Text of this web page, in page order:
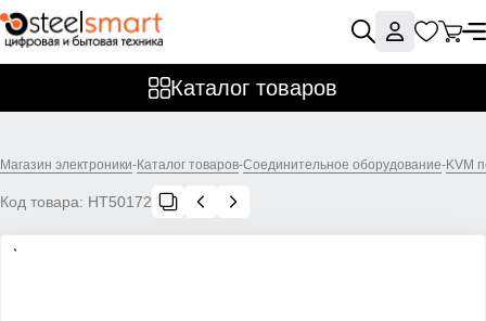
Каталог товаров
Магазин электроники-Каталог товаров-Соединительное оборудование-KVM
Код товара: НТ50172